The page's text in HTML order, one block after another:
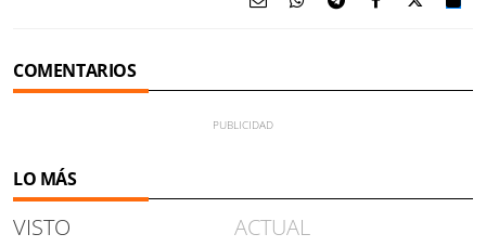
COMENTARIOS
LO MÁS
VISTO ACTUAL